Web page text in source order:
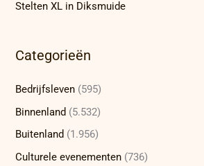
Stelten XL in Diksmuide
Categorieën
Bedrijfsleven (595)
Binnenland (5.532)
Buitenland (1.956)
Culturele evenementen (736)